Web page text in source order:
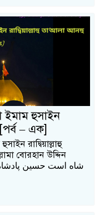
ইমাম হুসাইন
– এক]
রাদ্বিয়াল্লাহু
বোরহান উদ্দিন